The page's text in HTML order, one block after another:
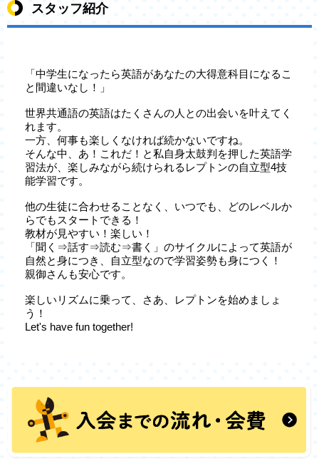
スタッフ紹介
「中学生になったら英語があなたの大得意科目になるこ
と間違いなし！」
世界共通語の英語はたくさんの人との出会いを叶えてく
れます。
一方、何事も楽しくなければ続かないですね。
そんな中、あ！これだ！と私自身太鼓判を押した英語学
習法が、楽しみながら続けられるレプトンの自立型4技
能学習です。
他の生徒に合わせることなく、いつでも、どのレベルか
らでもスタートできる！
教材が見やすい！楽しい！
「聞く⇒話す⇒読む⇒書く」のサイクルによって英語が
自然と身につき、自立型なので学習姿勢も身につく！
親御さんも安心です。
楽しいリズムに乗って、さあ、レプトンを始めましょ
う！
Let's have fun together!